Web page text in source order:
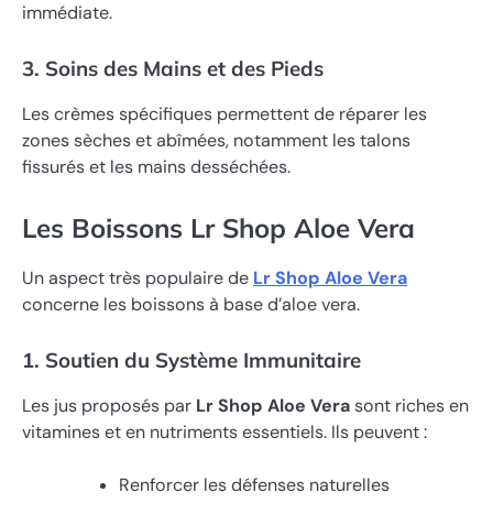
immédiate.
3. Soins des Mains et des Pieds
Les crèmes spécifiques permettent de réparer les
zones sèches et abîmées, notamment les talons
fissurés et les mains desséchées.
Les Boissons Lr Shop Aloe Vera
Un aspect très populaire de Lr Shop Aloe Vera
concerne les boissons à base d’aloe vera.
1. Soutien du Système Immunitaire
Les jus proposés par Lr Shop Aloe Verasont riches en
vitamines et en nutriments essentiels. Ils peuvent :
Renforcer les défenses naturelles